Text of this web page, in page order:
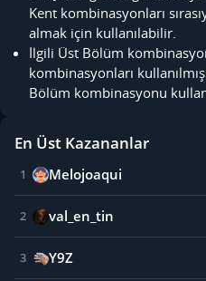
Kent kombinasyonları
almak için kullanılabilir.
İlgili Üst Bölüm
kombinasyonları
Bölüm kombinasyonu
En Üst Kazananlar
1 Melojoaqui
2 val_en_tin
3 Y9Z